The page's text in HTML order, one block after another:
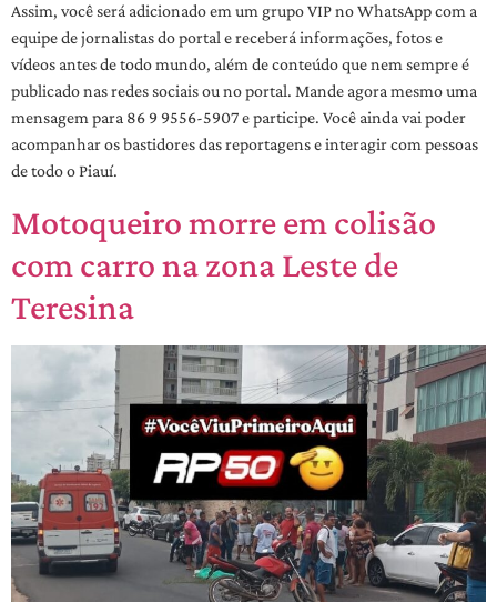
Assim, você será adicionado em um grupo VIP no WhatsApp com a
equipe de jornalistas do portal e receberá informações, fotos e
vídeos antes de todo mundo, além de conteúdo que nem sempre é
publicado nas redes sociais ou no portal. Mande agora mesmo uma
mensagem para 86 9 9556-5907 e participe. Você ainda vai poder
acompanhar os bastidores das reportagens e interagir com pessoas
de todo o Piauí.
Motoqueiro morre em colisão
com carro na zona Leste de
Teresina